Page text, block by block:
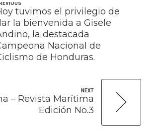
tuvimos el privilegio de
la bienvenida a Gisele
la destacada
Nacional de
de Honduras.
NEXT
– Revista Marítima
Edición No.3